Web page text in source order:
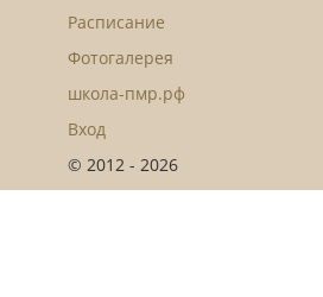
Расписание
Фотогалерея
школа-пмр.рф
Вход
© 2012 - 2026